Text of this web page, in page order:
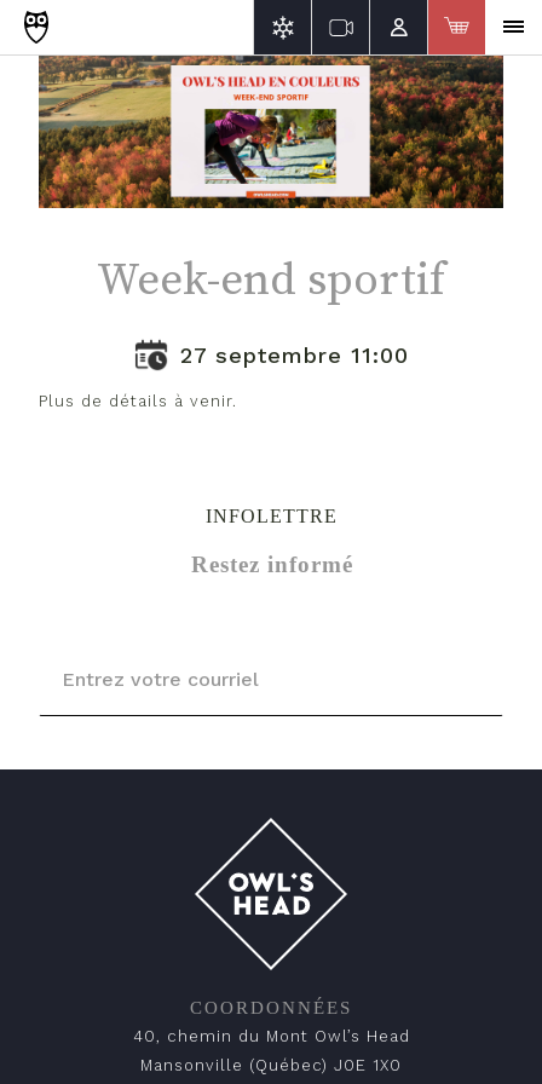
Week-end sportif
27 septembre 11:00
Plus de détails à venir.
INFOLETTRE
Restez informé
COORDONNÉES
40, chemin du Mont Owl’s Head
Mansonville (Québec) J0E 1X0